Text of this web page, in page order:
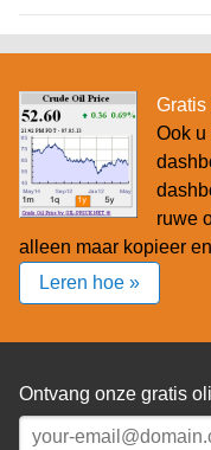
Gratis
Ook u
ruwe
alleen maar kopieer
Leren hoe »
Ontvang onze gratis